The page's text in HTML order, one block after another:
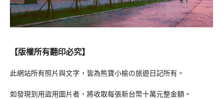
【版權所有翻印必究】
此網站所有照片與文字，皆為熊寶小榆の旅遊日記所有。
如發現到用盜用圖片者，將收取每張新台幣十萬元整金額。